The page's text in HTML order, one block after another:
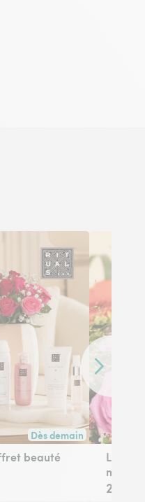
Contenu
passée avant 17h) ou à la
Dès demain
Livraison dès demain
beauté
Le